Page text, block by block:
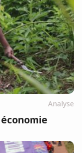
Analyse